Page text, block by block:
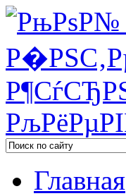
Главная